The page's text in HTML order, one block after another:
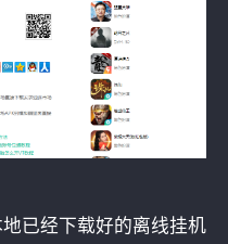
已经下载好的离线挂机